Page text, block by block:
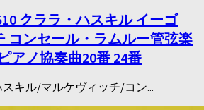
クララ・ハスキル イーゴ
コンセール・ラムルー管弦楽
アノ協奏曲20番 24番
スキル/マルケヴィッチ/コン...